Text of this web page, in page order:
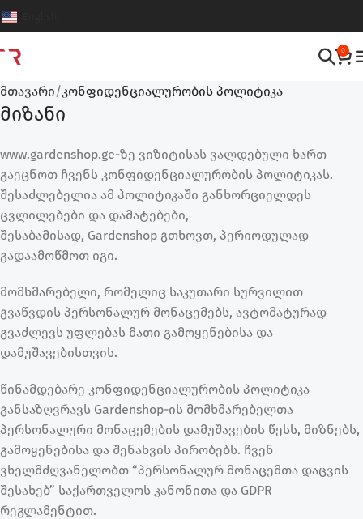
0
მთავარი კონფიდენციალურობის პოლიტიკა
მიზანი
www.gardenshop.ge-ზე ვიზიტისას ვალდებული ხართ
გაეცნოთ ჩვენს კონფიდენციალურობის პოლიტიკას.
შესაძლებელია ამ პოლიტიკაში განხორციელდეს
ცვლილებები და დამატებები,
შესაბამისად, Gardenshop გთხოვთ, პერიოდულად
გადაამოწმოთ იგი.
მომხმარებელი, რომელიც საკუთარი სურვილით
გვაწვდის პერსონალურ მონაცემებს, ავტომატურად
გვაძლევს უფლებას მათი გამოყენებისა და
დამუშავებისთვის.
წინამდებარე კონფიდენციალურობის პოლიტიკა
განსაზღვრავს Gardenshop-ის მომხმარებელთა
პერსონალური მონაცემების დამუშავების წესს, მიზნებს,
გამოყენებისა და შენახვის პირობებს. ჩვენ
ვხელმძღვანელობთ “პერსონალურ მონაცემთა დაცვის
შესახებ” საქართველოს კანონითა და GDPR
რეგლამენტით.